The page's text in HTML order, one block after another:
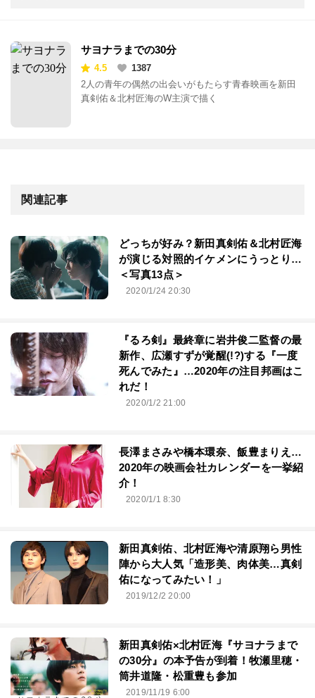
サヨナラまでの30分
4.5
1387
2人の青年の偶然の出会いがもたらす青春映画を新田
真剣佑＆北村匠海のW主演で描く
関連記事
どっちが好み？新田真剣佑＆北村匠海
が演じる対照的イケメンにうっとり…
＜写真13点＞
2020/1/24 20:30
『るろ剣』最終章に岩井俊二監督の最
新作、広瀬すずが覚醒(!?)する『一度
死んでみた』…2020年の注目邦画はこ
れだ！
2020/1/2 21:00
長澤まさみや橋本環奈、飯豊まりえ…
2020年の映画会社カレンダーを一挙紹
介！
2020/1/1 8:30
新田真剣佑、北村匠海や清原翔ら男性
陣から大人気「造形美、肉体美…真剣
佑になってみたい！」
2019/12/2 20:00
新田真剣佑×北村匠海『サヨナラまで
の30分』の本予告が到着！牧瀬里穂・
筒井道隆・松重豊も参加
2019/11/19 6:00